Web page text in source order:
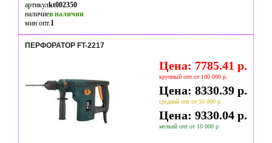
артикулkt002350
наличиев наличии
мин опт.1
ПЕРФОРАТОР FT-2217
Цена: 7785.41 р.
крупный опт от 100 000 р.
Цена: 8330.39 р.
средний опт от 50 000 р.
Цена: 9330.04 р.
мелкий опт от 10 000 р.